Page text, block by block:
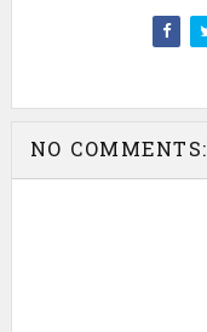
NO COMMENTS: